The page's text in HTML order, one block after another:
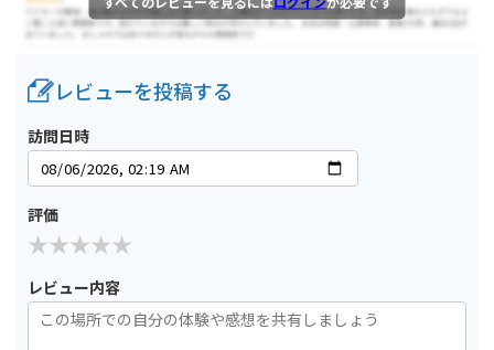
レビューを投稿する
訪問日時
評価
レビュー内容